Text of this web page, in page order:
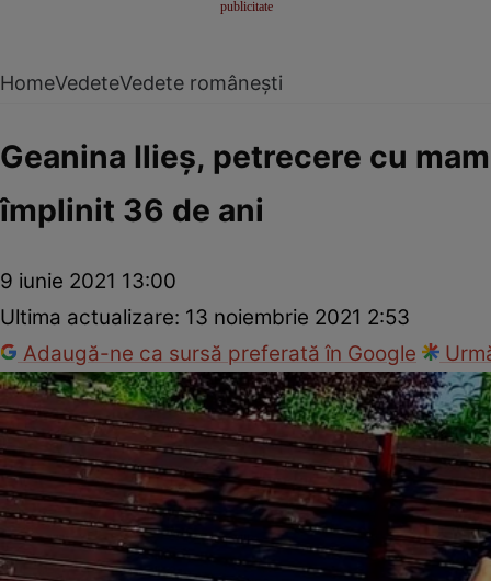
HomeVedeteVedete românești
Geanina Ilieș, petrecere cu
împlinit 36 de ani
9 iunie 2021 13:00
Ultima actualizare: 13 noiembrie 2021 2:53
Adaugă-ne ca sursă preferată în Google